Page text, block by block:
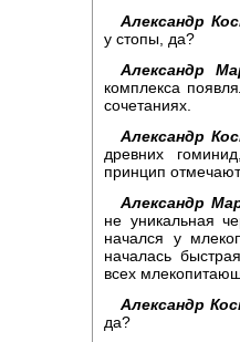
Александр
у стопы, да?
Александр
комплекса
сочетаниях.
Александр
древних
принцип
Александр
не уникальная
начался у
началась
всех
Александр
да?